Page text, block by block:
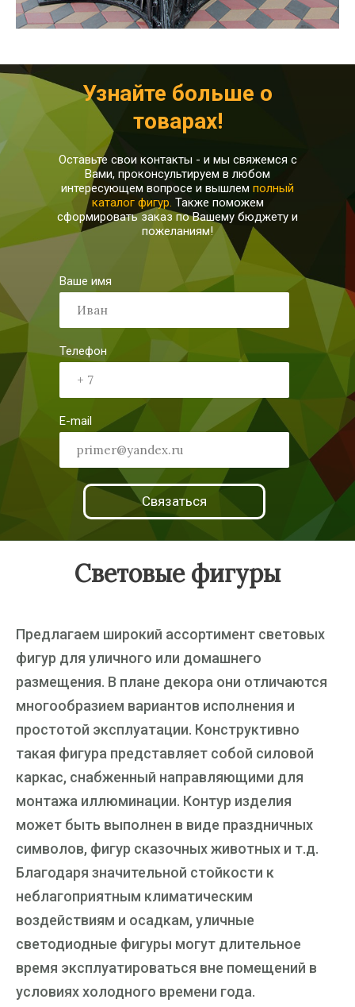
Ваше имя
Телефон
E-mail
Связаться
Узнайте больше о
товарах!
Оставьте свои контакты - и мы свяжемся с
Вами, проконсультируем в любом
интересующем вопросе и вышлем полный
каталог фигур. Также поможем
сформировать заказ по Вашему бюджету и
пожеланиям!
Световые фигуры
Предлагаем широкий ассортимент световых
фигур для уличного или домашнего
размещения. В плане декора они отличаются
многообразием вариантов исполнения и
простотой эксплуатации. Конструктивно
такая фигура представляет собой силовой
каркас, снабженный направляющими для
монтажа иллюминации. Контур изделия
может быть выполнен в виде праздничных
символов, фигур сказочных животных и т.д.
Благодаря значительной стойкости к
неблагоприятным климатическим
воздействиям и осадкам, уличные
светодиодные фигуры могут длительное
время эксплуатироваться вне помещений в
условиях холодного времени года.